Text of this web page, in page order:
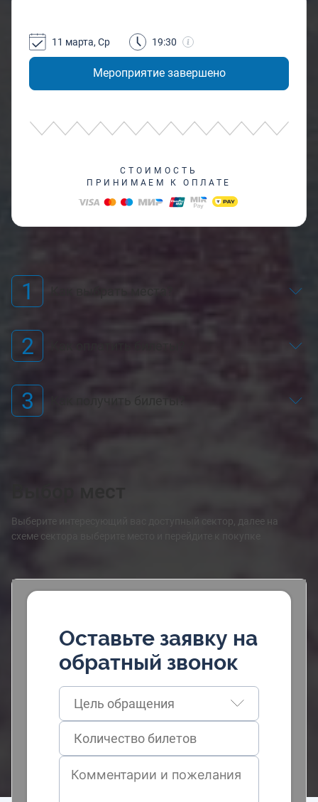
Мероприятие завершено
11 марта, Ср 19:30
СТОИМОСТЬ
ПРИНИМАЕМ К ОПЛАТЕ
1
2
3 Как получить билеты?
Выберите интересующий вас доступный сектор, далее на
схеме сектора выберите место и перейдите к покупке
Оставьте заявку на
обратный звонок
Цель обращения